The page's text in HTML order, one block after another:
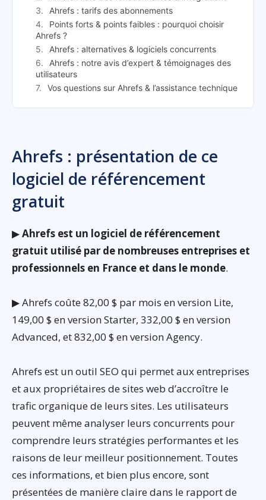
Ahrefs : tarifs des abonnements
Points forts & points faibles : pourquoi choisir
Ahrefs ?
Ahrefs : alternatives & logiciels concurrents
Ahrefs : notre avis d’expert & témoignages des
utilisateurs
Vos questions sur Ahrefs & l’assistance technique
Ahrefs : présentation de ce
logiciel de référencement
gratuit
▶Ahrefs est un logiciel de référencement
gratuit utilisé par de nombreuses entreprises et
professionnels en France et dans le monde.
▶ Ahrefs coûte 82,00 $ par mois en version Lite,
149,00 $ en version Starter, 332,00 $ en version
Advanced, et 832,00 $ en version Agency.
Ahrefs est un outil SEO qui permet aux entreprises
et aux propriétaires de sites web d’accroître le
trafic organique de leurs sites. Les utilisateurs
peuvent même analyser leurs concurrents pour
comprendre leurs stratégies performantes et les
raisons de leur meilleur positionnement. Toutes
ces informations, et bien plus encore, sont
présentées de manière claire dans le rapport de